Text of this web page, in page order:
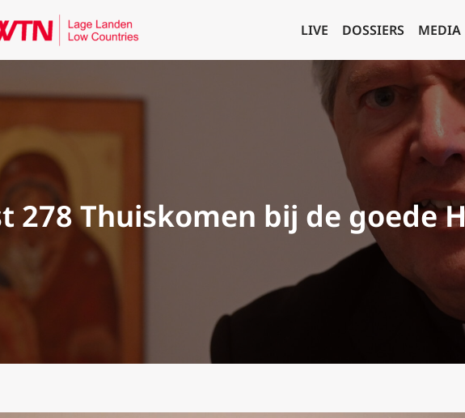
LIVE DOSSIERS MEDIA
278 Thuiskomen bij de goede